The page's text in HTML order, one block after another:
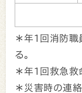
＊年1回消防
る。
＊年1回救急救
＊災害時の連